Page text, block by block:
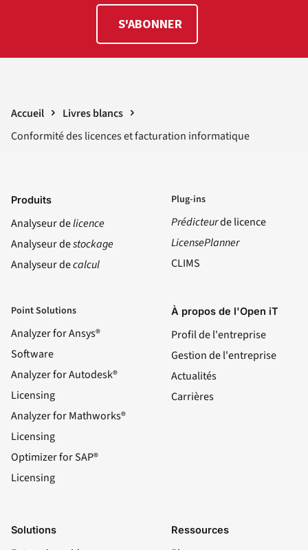
S'ABONNER
Accueil
Livres blancs
Conformité des licences et facturation informatique
Produits
Analyseur delicence
Analyseur destockage
Analyseur decalcul
Plug-ins
Prédicteurde licence
LicensePlanner
CLIMS
Point Solutions
Analyzer for Ansys®
Software
Analyzer for Autodesk®
Licensing
Analyzer for Mathworks®
Licensing
Optimizer for SAP®
Licensing
À propos de l'Open iT
Profil de l'entreprise
Gestion de l'entreprise
Actualités
Carrières
Solutions Ressources